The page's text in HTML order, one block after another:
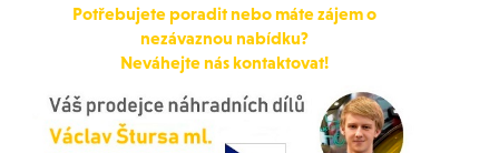
Potřebujete poradit nebo máte zájem o
nezávaznou nabídku?
Neváhejte nás kontaktovat!